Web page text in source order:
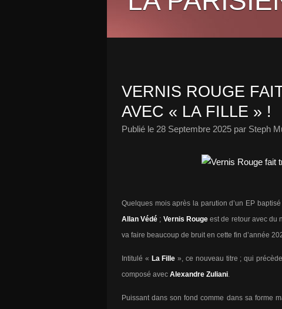
VERNIS ROUGE
AVEC « LA FILLE » !
Publié le 28 Septembre 2025 par Steph
Quelques mois après la parution d’un EP baptisé
Allan Védé ; Vernis Rougeest de retour avec du
va faire beaucoup de bruit en cette fin d’année
Intitulé « La Fille», ce nouveau titre ; qui
composé avec Alexandre Zuliani.
Puissant dans son fond comme dans sa forme